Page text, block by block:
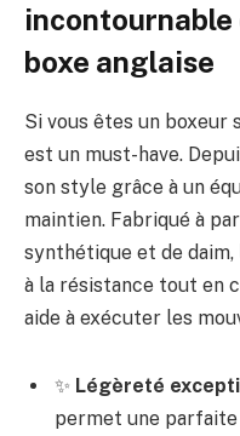
boxe anglaise
Si vous êtes un boxeur
est un must-have.
son style grâce à un
maintien. Fabriqué à
synthétique et de
à la résistance tout en
aide à exécuter les
✨ Légèreté
permet une parfaite